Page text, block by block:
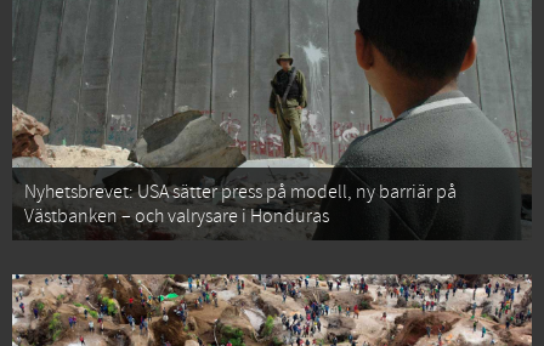
Nyhetsbrevet: USA sätter press på modell, ny barriär på
Västbanken – och valrysare i Honduras